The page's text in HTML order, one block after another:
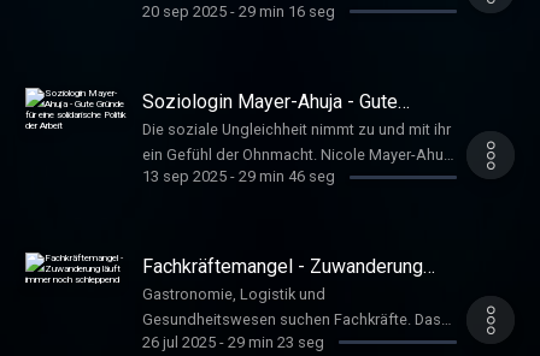
20 sep 2025- 29 min 16 seg
Soziologin Mayer-Ahuja - Gute
Gründe für eine solidarische Politik
der Arbeit
Die soziale Ungleichheit nimmt zu und mit ihr
ein Gefühl der Ohnmacht. Nicole Mayer-Ahuja
plädiert für eine Politik, die das Gemeinsame
Demokratie, so die Soziologin. Führer,
Susanne www.deutschlandfunkkultur.de,
Tacheles
13 sep 2025- 29 min 46 seg
Fachkräftemangel - Zuwanderung
läuft immer noch schleppend
Gastronomie, Logistik und
Gesundheitswesen suchen Fachkräfte. Das
Fachkräfteeinwanderungsgesetz überfordert
26 jul 2025- 29 min 23 seg